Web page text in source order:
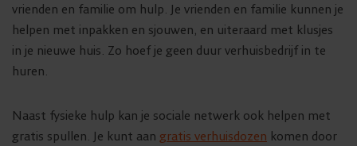
vrienden en familie om hulp. Je vrienden en familie kunnen je
helpen met inpakken en sjouwen, en uiteraard met klusjes
in je nieuwe huis. Zo hoef je geen duur verhuisbedrijf in te
huren.
Naast fysieke hulp kan je sociale netwerk ook helpen met
gratis spullen. Je kunt aan gratis verhuisdozen komen door